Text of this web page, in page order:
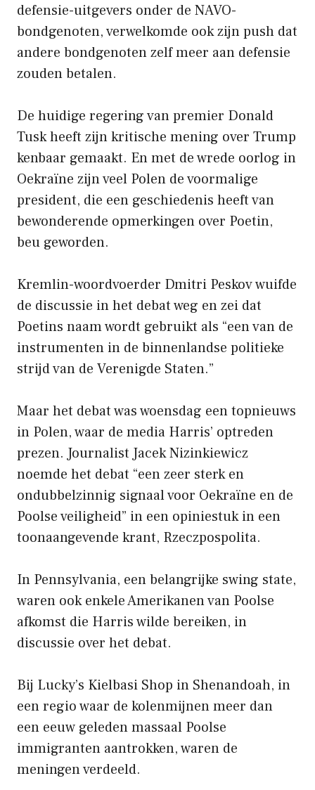
defensie-uitgevers onder de NAVO-
bondgenoten, verwelkomde ook zijn push dat
andere bondgenoten zelf meer aan defensie
zouden betalen.
De huidige regering van premier Donald
Tusk heeft zijn kritische mening over Trump
kenbaar gemaakt. En met de wrede oorlog in
Oekraïne zijn veel Polen de voormalige
president, die een geschiedenis heeft van
bewonderende opmerkingen over Poetin,
beu geworden.
Kremlin-woordvoerder Dmitri Peskov wuifde
de discussie in het debat weg en zei dat
Poetins naam wordt gebruikt als “een van de
instrumenten in de binnenlandse politieke
strijd van de Verenigde Staten.”
Maar het debat was woensdag een topnieuws
in Polen, waar de media Harris’ optreden
prezen. Journalist Jacek Nizinkiewicz
noemde het debat “een zeer sterk en
ondubbelzinnig signaal voor Oekraïne en de
Poolse veiligheid” in een opiniestuk in een
toonaangevende krant, Rzeczpospolita.
In Pennsylvania, een belangrijke swing state,
waren ook enkele Amerikanen van Poolse
afkomst die Harris wilde bereiken, in
discussie over het debat.
Bij Lucky’s Kielbasi Shop in Shenandoah, in
een regio waar de kolenmijnen meer dan
een eeuw geleden massaal Poolse
immigranten aantrokken, waren de
meningen verdeeld.